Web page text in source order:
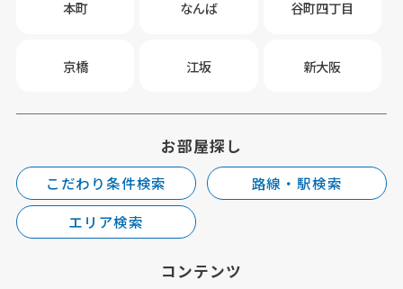
本町 なんば 谷町四丁目
京橋 江坂 新大阪
お部屋探し
こだわり条件検索
路線・駅検索
エリア検索
コンテンツ